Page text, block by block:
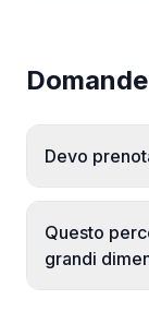
Devo
Questo
grandi